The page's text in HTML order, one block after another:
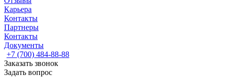
Карьера
Контакты
Партнеры
Контакты
Документы
+7 (700) 484-88-88
Заказать звонок
Задать вопрос